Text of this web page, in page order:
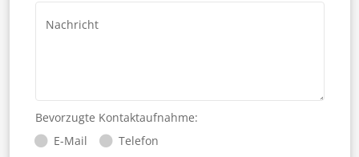
Nachricht
Bevorzugte Kontaktaufnahme:
E-Mail
Telefon